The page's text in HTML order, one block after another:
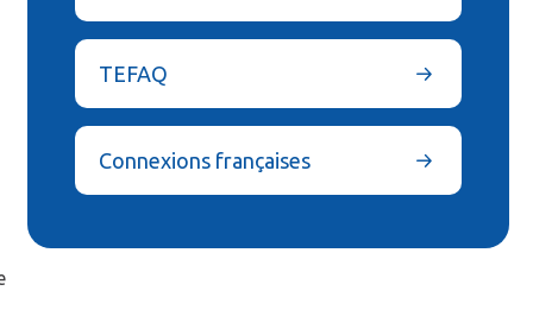
TEFAQ
Connexions françaises